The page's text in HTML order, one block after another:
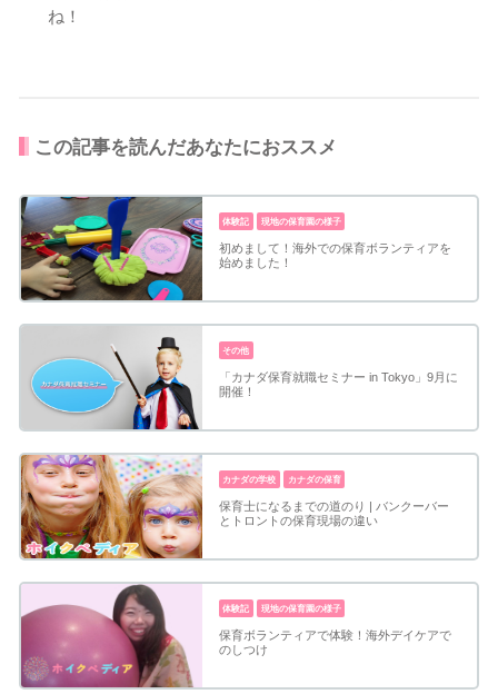
ね！
この記事を読んだあなたにおススメ
体験記 現地の保育園の様子
初めまして！海外での保育ボランティアを
始めました！
その他
「カナダ保育就職セミナー in Tokyo」9月に
開催！
カナダの学校 カナダの保育
保育士になるまでの道のり | バンクーバー
とトロントの保育現場の違い
体験記 現地の保育園の様子
保育ボランティアで体験！海外デイケアで
のしつけ